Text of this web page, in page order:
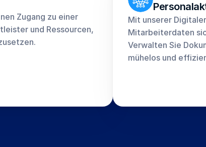
Zugang zu einer
und Ressourcen,
Mit unserer
Mitarbeiterdaten
Verwalten Sie
mühelos und